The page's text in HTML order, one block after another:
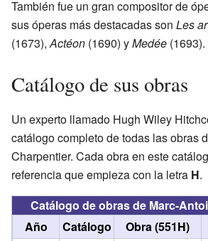
También fue un gran compositor de
sus óperas más destacadas son Les
(1673),Actéon (1690) yMedée (1693).
Catálogo de sus obras
Un experto llamado Hugh Wiley
catálogo completo de todas las obras
Charpentier. Cada obra en este
referencia que empieza con la letra H.
Catálogo de obras de Marc-
Año
Catálogo Obra (551H)